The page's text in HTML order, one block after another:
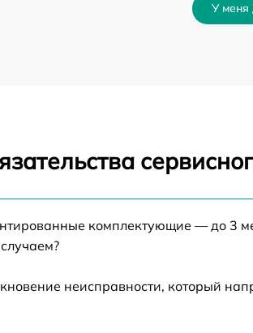
бинокля Veber
бинокля
цифрового
У меня
комплектующие — до 3
неисправности, который